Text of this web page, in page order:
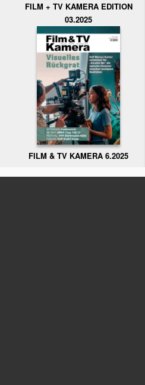
FILM + TV KAMERA EDITION
03.2025
FILM & TV KAMERA 6.2025